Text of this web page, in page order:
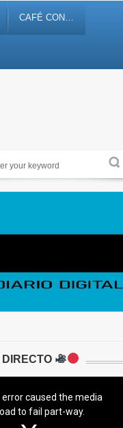
CAFÉ CON…
cultura, ocio y entretenimiento
caused the media
to fail part-way.